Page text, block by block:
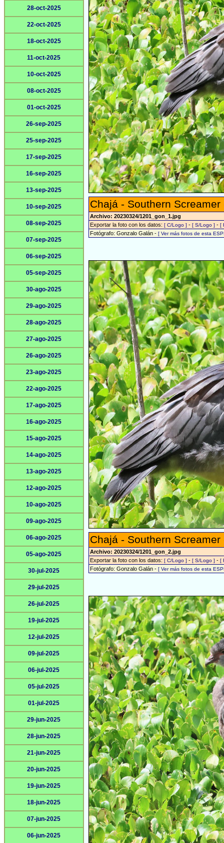
28-oct-2025
22-oct-2025
18-oct-2025
11-oct-2025
10-oct-2025
08-oct-2025
01-oct-2025
26-sep-2025
25-sep-2025
17-sep-2025
16-sep-2025
13-sep-2025
10-sep-2025
08-sep-2025
07-sep-2025
06-sep-2025
05-sep-2025
30-ago-2025
29-ago-2025
28-ago-2025
27-ago-2025
26-ago-2025
23-ago-2025
22-ago-2025
17-ago-2025
16-ago-2025
15-ago-2025
14-ago-2025
13-ago-2025
12-ago-2025
10-ago-2025
09-ago-2025
06-ago-2025
05-ago-2025
30-jul-2025
29-jul-2025
26-jul-2025
19-jul-2025
12-jul-2025
09-jul-2025
06-jul-2025
05-jul-2025
01-jul-2025
29-jun-2025
28-jun-2025
21-jun-2025
20-jun-2025
19-jun-2025
18-jun-2025
07-jun-2025
06-jun-2025
Chajá - Southern
Archivo: 20230324/1201_gon_1.jpg
Exportar la foto con los datos: [ C/Logo ] - [ S/Logo ] - [
Fotógrafo: Gonzalo Galán - [ Ver más fotos de esta
Chajá - Southern
Archivo: 20230324/1201_gon_2.jpg
Exportar la foto con los datos: [ C/Logo ] - [ S/Logo ] - [
Fotógrafo: Gonzalo Galán - [ Ver más fotos de esta